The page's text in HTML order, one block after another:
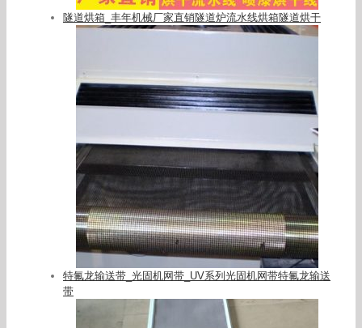
隧道烘箱_丰年机械厂家直销隧道炉流水线烘箱隧道烘干
特氟龙输送带_光固机网带_UV系列光固机网带特氟龙输送
带